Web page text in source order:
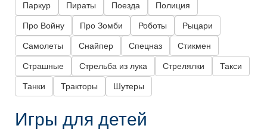
Паркур Пираты Поезда Полиция
Про Войну Про Зомби Роботы Рыцари
Самолеты Снайпер Спецназ Стикмен
Страшные Стрельба из лука Стрелялки Такси
Танки Тракторы Шутеры
Игры для детей